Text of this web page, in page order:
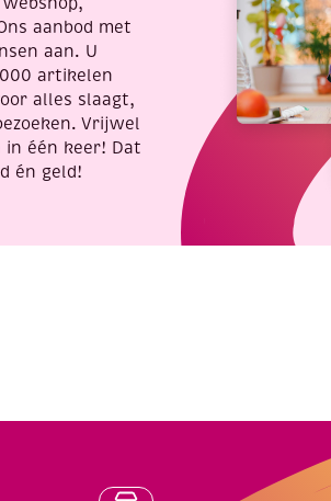
aanbod met
aan. U
artikelen
alles slaagt,
Vrijwel
in één keer! Dat
én geld!